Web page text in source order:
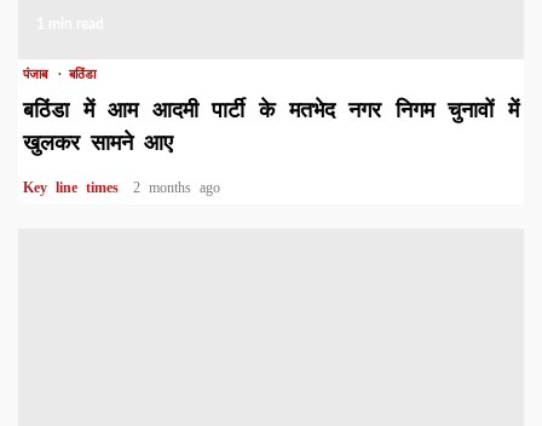
पंजाब बठिंडा
बठिंडा में आम आदमी पार्टी के मतभेद नगर निगम चुनावों में
खुलकर सामने आए
Key line times 2 months ago